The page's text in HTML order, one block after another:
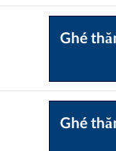
Ghé
Ghé